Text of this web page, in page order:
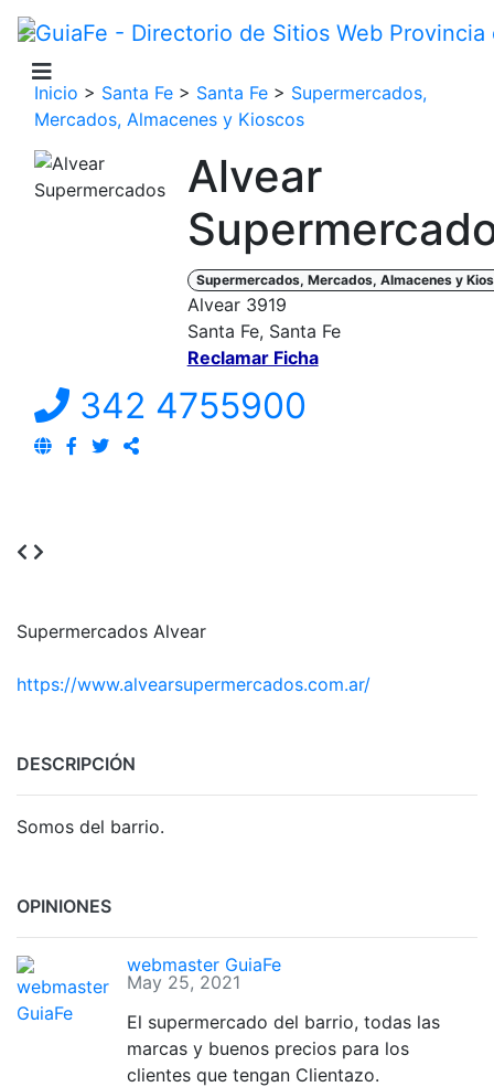
Inicio > Santa Fe > Santa Fe > Supermercados,
Mercados, Almacenes y Kioscos
Alvear
Supermercados, Mercados, Almacenes y
Alvear 3919
Santa Fe, Santa Fe
Reclamar Ficha
342 4755900
Supermercados Alvear
https://www.alvearsupermercados.com.ar/
DESCRIPCIÓN
Somos del barrio.
OPINIONES
webmaster GuiaFe
May 25, 2021
El supermercado del barrio, todas las
marcas y buenos precios para los
clientes que tengan Clientazo.